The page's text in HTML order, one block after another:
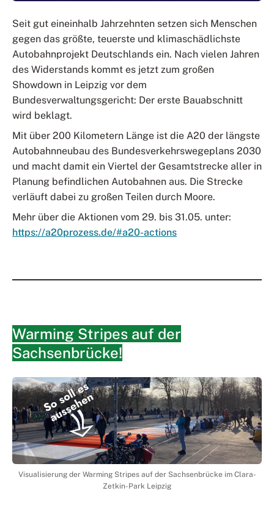
Seit gut eineinhalb Jahrzehnten setzen sich Menschen
gegen das größte, teuerste und klimaschädlichste
Autobahnprojekt Deutschlands ein. Nach vielen Jahren
des Widerstands kommt es jetzt zum großen
Showdown in Leipzig vor dem
Bundesverwaltungsgericht: Der erste Bauabschnitt
wird beklagt.
Mit über 200 Kilometern Länge ist die A20 der längste
Autobahnneubau des Bundesverkehrswegeplans 2030
und macht damit ein Viertel der Gesamtstrecke aller in
Planung befindlichen Autobahnen aus. Die Strecke
verläuft dabei zu großen Teilen durch Moore.
Mehr über die Aktionen vom 29. bis 31.05. unter:
https://a20prozess.de/#a20-actions
Warming Stripes auf der
Sachsenbrücke!
Visualisierung der Warming Stripes auf der Sachsenbrücke im Clara-
Zetkin-Park Leipzig